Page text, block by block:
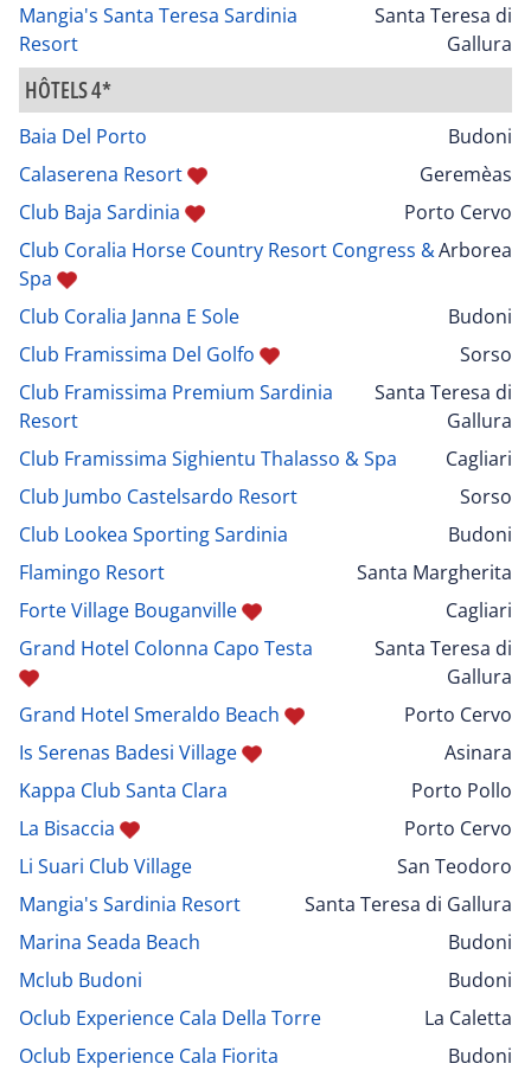
Mangia's Santa Teresa Sardinia
Resort
Santa Teresa di
Gallura
HÔTELS 4*
Baia Del Porto
Budoni
Calaserena Resort
Geremèas
Club Baja Sardinia
Porto Cervo
Club Coralia Horse Country Resort Congress &
Spa
Arborea
Club Coralia Janna E Sole
Budoni
Club Framissima Del Golfo
Sorso
Club Framissima Premium Sardinia
Resort
Santa Teresa di
Gallura
Club Framissima Sighientu Thalasso & Spa
Cagliari
Club Jumbo Castelsardo Resort
Sorso
Club Lookea Sporting Sardinia
Budoni
Flamingo Resort
Santa Margherita
Forte Village Bouganville
Cagliari
Grand Hotel Colonna Capo Testa
Santa Teresa di
Gallura
Grand Hotel Smeraldo Beach
Porto Cervo
Is Serenas Badesi Village
Asinara
Kappa Club Santa Clara
Porto Pollo
La Bisaccia
Porto Cervo
Li Suari Club Village
San Teodoro
Mangia's Sardinia Resort
Santa Teresa di Gallura
Marina Seada Beach
Budoni
Mclub Budoni
Budoni
Oclub Experience Cala Della Torre
La Caletta
Oclub Experience Cala Fiorita
Budoni